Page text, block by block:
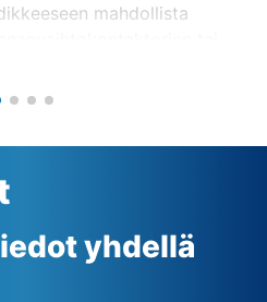
mahdollista
(optio)
yhdellä